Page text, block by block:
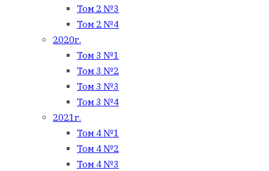
Том 2 №3
Том 2 №4
2020г.
Том 3 №1
Том 3 №2
Том 3 №3
Том 3 №4
2021г.
Том 4 №1
Том 4 №2
Том 4 №3